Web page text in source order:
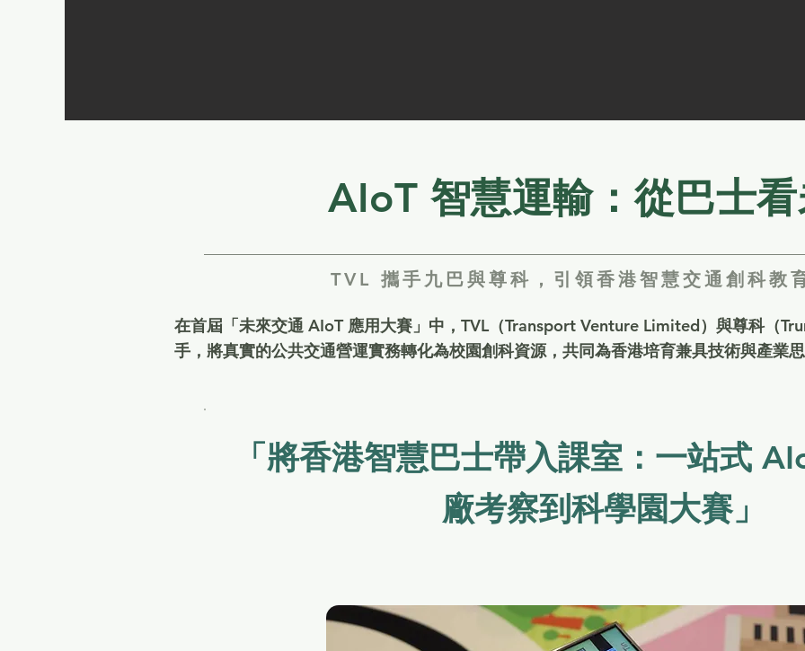
AIoT 智慧運輸：從巴士
TVL 攜手九巴與尊科，引領香港智慧交通創科教
在首屆「未來交通 AIoT 應用大賽」中，TVL（Transport Venture Limited）與尊科（
手，將真實的公共交通營運實務轉化為校園創科資源，共同為香港培育兼具技術與產業
「將香港智慧巴士帶入課室： 一站式
廠考察到科學園大賽」